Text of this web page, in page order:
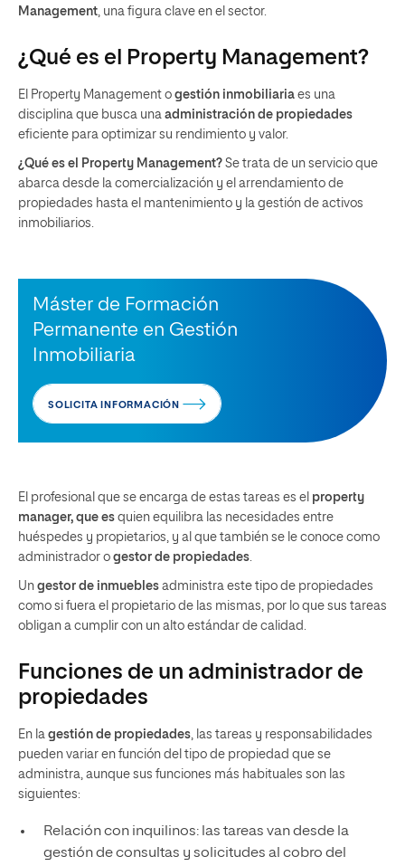
Management , una figura clave en el sector.
¿Qué es el Property Management?
El Property Management o gestión inmobiliaria es una
disciplina que busca una administración de propiedades
eficiente para optimizar su rendimiento y valor.
¿Qué es el Property Management? Se trata de un servicio que
abarca desde la comercialización y el arrendamiento de
propiedades hasta el mantenimiento y la gestión de activos
inmobiliarios.
Máster de Formación
Permanente en Gestión
Inmobiliaria
SOLICITA INFORMACIÓN
El profesional que se encarga de estas tareas es el property
manager, que es quien equilibra las necesidades entre
huéspedes y propietarios, y al que también se le conoce como
administrador o gestor de propiedades
Un gestor de inmuebles administra este tipo de propiedades
como si fuera el propietario de las mismas, por lo que sus tareas
obligan a cumplir con un alto estándar de calidad.
Funciones de un administrador de
propiedades
En la gestión de propiedades , las tareas y responsabilidades
pueden variar en función del tipo de propiedad que se
administra, aunque sus funciones más habituales son las
siguientes:
Relación con inquilinos: las tareas van desde la
gestión de consultas y solicitudes al cobro del